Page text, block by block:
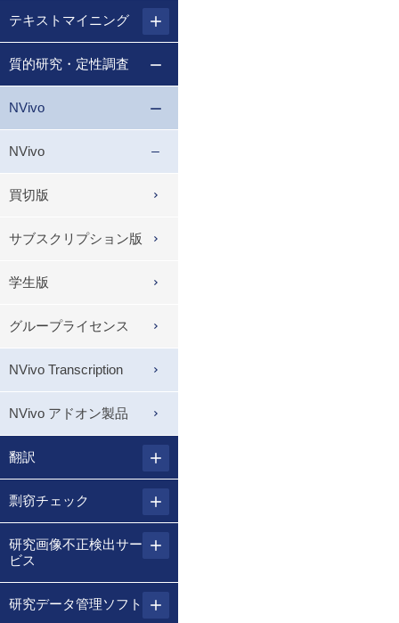
テキストマイニング
質的研究・定性調査
NVivo
NVivo
買切版
サブスクリプション版
学生版
グループライセンス
NVivo Transcription
NVivo アドオン製品
翻訳
剽窃チェック
研究画像不正検出サー
ビス
研究データ管理ソフト